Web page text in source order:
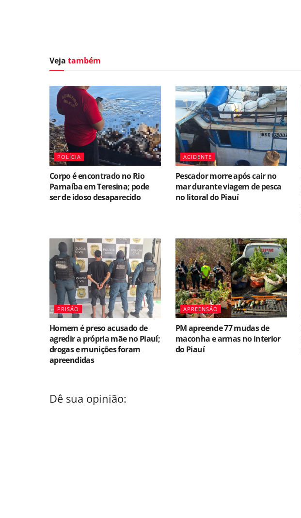
Veja também
POLÍCIA
Corpo é encontrado no Rio
Parnaíba em Teresina; pode
ser de idoso desaparecido
ACIDENTE
Pescador morre após cair no
mar durante viagem de pesca
no litoral do Piauí
PRISÃO
Homem é preso acusado de
agredir a própria mãe no Piauí;
drogas e munições foram
apreendidas
APREENSÃO
PM apreende 77 mudas de
maconha e armas no interior
do Piauí
Dê sua opinião: